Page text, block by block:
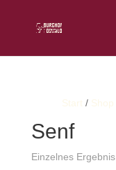
Start / Shop
Senf
Einzelnes